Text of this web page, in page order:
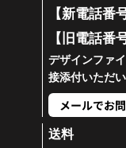
【新電話番
【旧電話番
デザインファ
接添付いただ
メールでお
送料